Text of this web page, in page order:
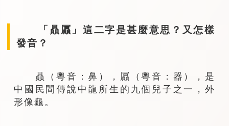
「贔屭」這二字是甚麼意思？又怎樣
發音？
贔（粵音：鼻），屭（粵音：器），是
中國民間傳說中龍所生的九個兒子之一，外
形像龜。